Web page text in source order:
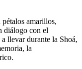
amarillos,
diálogo con el
llevar durante la Shoá,
la